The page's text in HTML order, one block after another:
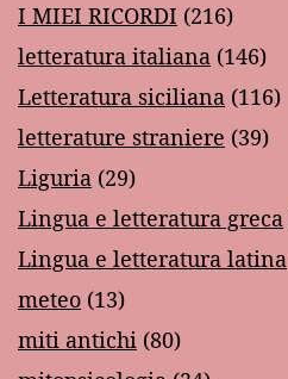
I MIEI RICORDI (216)
letteratura italiana (146)
Letteratura siciliana (116)
letterature straniere (39)
Liguria (29)
Lingua e letteratura greca
Lingua e letteratura latina
meteo (13)
miti antichi (80)